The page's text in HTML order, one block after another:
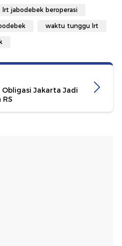
lrt jabodebek beroperasi
waktu tunggu lrt
Jakarta Jadi
RS